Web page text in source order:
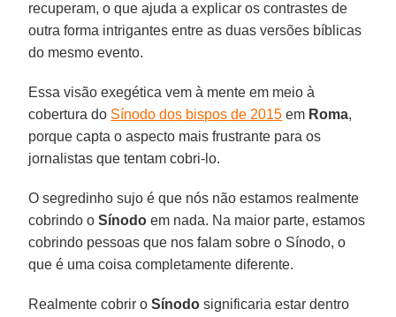
recuperam, o que ajuda a explicar os contrastes de
outra forma intrigantes entre as duas versões bíblicas
do mesmo evento.
Essa visão exegética vem à mente em meio à
cobertura do Sínodo dos bispos de 2015 em Roma,
porque capta o aspecto mais frustrante para os
jornalistas que tentam cobri-lo.
O segredinho sujo é que nós não estamos realmente
cobrindo oSínodo em nada. Na maior parte, estamos
cobrindo pessoas que nos falam sobre o Sínodo, o
que é uma coisa completamente diferente.
Realmente cobrir oSínodo significaria estar dentro